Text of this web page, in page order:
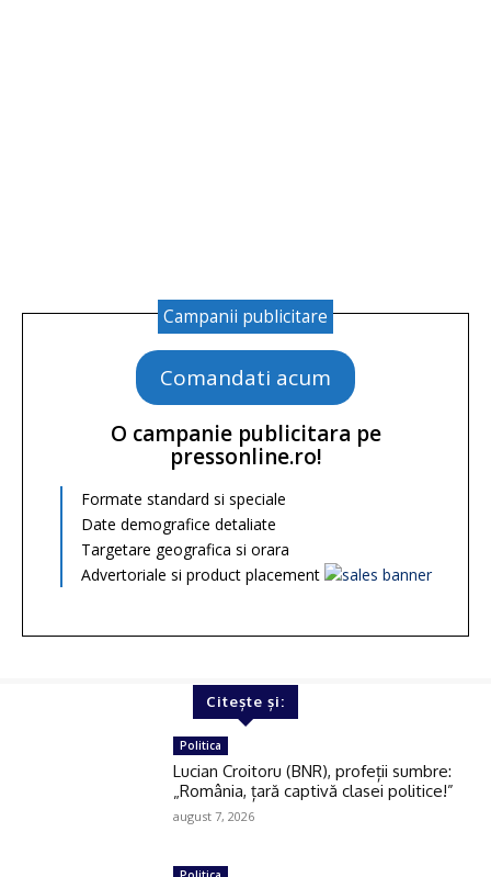
Campanii publicitare
Comandati acum
O campanie publicitara pe
pressonline.ro!
Formate standard si speciale
Date demografice detaliate
Targetare geografica si orara
Advertoriale si product placement
Citește și:
Politica
Lucian Croitoru (BNR), profeții sumbre:
„România, țară captivă clasei politice!”
august 7, 2026